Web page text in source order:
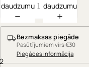
daudzumu
daudzumu
Bezmaksas piegāde
Pasūtījumiem virs €30
Piegādes informācija